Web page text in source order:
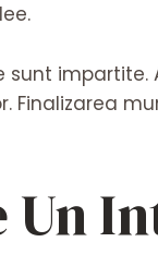
sunt
Finalizarea
Un